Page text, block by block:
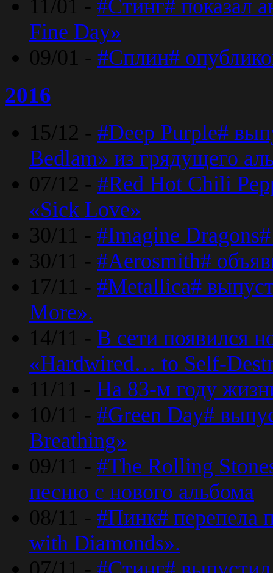
11/01 - #Стинг# показал
Fine Day»
09/01 - #Сплин#
2016
15/12 - #Deep Purple#
Bedlam» из грядущего
07/12 - #Red Hot Chili
«Sick Love»
30/11 - #Imagine
30/11 - #Aerosmith#
17/11 - #Metallica#
More».
14/11 - В сети появился
«Hardwired… to Self-
11/11 - На 83-м году
10/11 - #Green Day#
Breathing»
09/11 - #The Rolling
песню с нового альбома
08/11 - #Пинк# перепела
with Diamonds».